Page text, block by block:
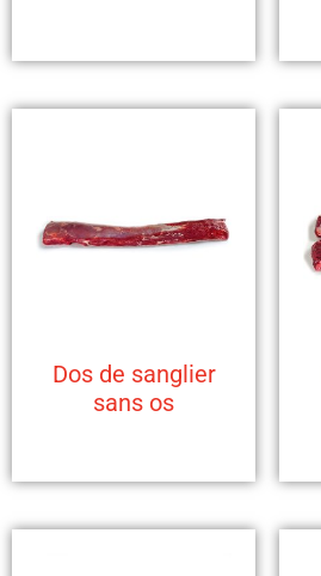
Dos de sanglier
sans os